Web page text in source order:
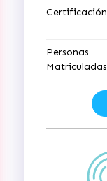
Certificación
Personas
Matriculadas